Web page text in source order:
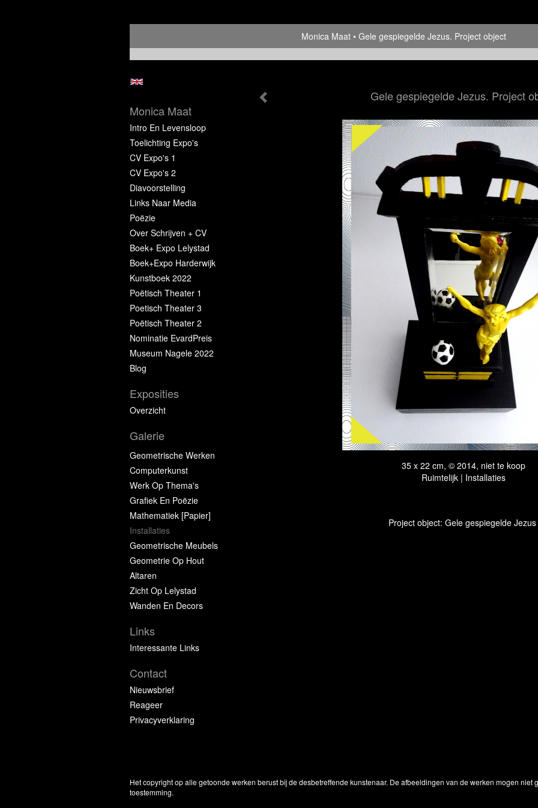
Monica Maat Gele gespiegelde Jezus. Project object
Gele gespiegelde Jezus. Project
35 x 22 cm, © 2014, niet te koop
Ruimtelijk | Installaties
Project object: Gele gespiegelde Jezus
Monica Maat
Intro En Levensloop
Toelichting Expo's
CV Expo's 1
CV Expo's 2
Diavoorstelling
Links Naar Media
Poëzie
Over Schrijven + CV
Boek+ Expo Lelystad
Boek+Expo Harderwijk
Kunstboek 2022
Poëtisch Theater 1
Poetisch Theater 3
Poëtisch Theater 2
Nominatie EvardPreis
Museum Nagele 2022
Blog
Exposities
Overzicht
Galerie
Geometrische Werken
Computerkunst
Werk Op Thema's
Grafiek En Poëzie
Mathematiek [papier]
Installaties
Geometrische Meubels
Geometrie Op Hout
Altaren
Zicht Op Lelystad
Wanden En Decors
Links
Interessante Links
Contact
Nieuwsbrief
Reageer
Privacyverklaring
Het copyright op alle getoonde werken berust bij de desbetreffende kunstenaar. De afbeeldingen van de werken mogen niet
toestemming.